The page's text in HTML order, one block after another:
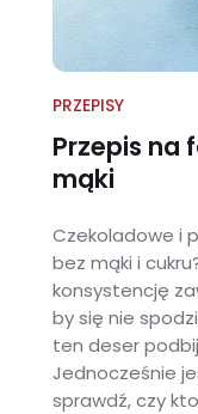
PRZEPISY
Przepis na
mąki
Czekoladowe i
bez mąki i
konsystencję
by się nie
ten deser
Jednocześnie
sprawdź, czy